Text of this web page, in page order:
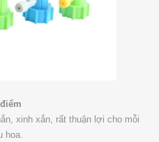
xinh xắn, rất thuận lợi cho mỗi
hoa.